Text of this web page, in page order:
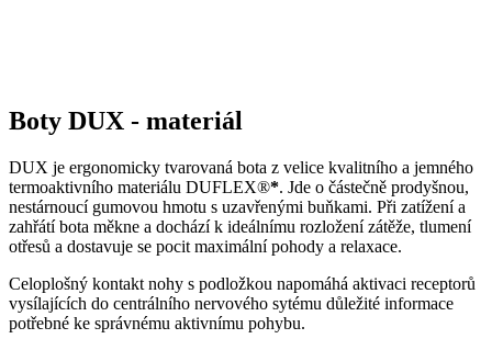
Boty DUX - materiál
DUX je ergonomicky tvarovaná bota z velice kvalitního a jemného
termoaktivního materiálu DUFLEX®*. Jde o částečně prodyšnou,
nestárnoucí gumovou hmotu s uzavřenými buňkami. Při zatížení a
zahřátí bota měkne a dochází k ideálnímu rozložení zátěže, tlumení
otřesů a dostavuje se pocit maximální pohody a relaxace.
Celoplošný kontakt nohy s podložkou napomáhá aktivaci receptorů
vysílajících do centrálního nervového sytému důležité informace
potřebné ke správnému aktivnímu pohybu.